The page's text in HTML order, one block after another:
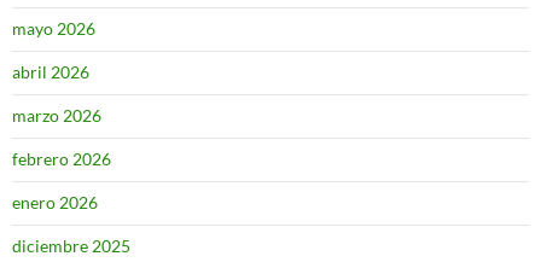
mayo 2026
abril 2026
marzo 2026
febrero 2026
enero 2026
diciembre 2025